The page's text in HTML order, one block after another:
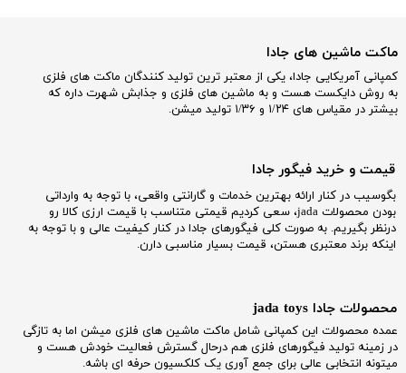
ماکت ماشین های جادا
کمپانی آمریکایی جادا، یکی از معتبر ترین تولید کنندگان ماکت های فلزی
به روش دایکست هست و به ماشین های فلزی و جذابش شهرت داره که
بیشتر در مقیاس های ۱/۲۴ و ۱/۳۶ تولید میشن.
بگوسیب در کنار ارائه بهترین خدمات و گارانتی واقعی، با توجه به وارداتی
بودن محصولات jada، سعی کردیم قیمتی متناسب با قیمت ارزی کالا رو
درنظر بگیریم. به صورت کلی فیگورهای جادا در کنار کیفیت عالی و با توجه به
اینکه برند معتبری هستن، قیمت بسیار مناسبی دارن.
قیمت و خرید فیگور جادا
عمده محصولات این کمپانی شامل ماکت ماشین های فلزی میشن اما به تازگی
در زمینه تولید فیگورهای فلزی هم درحال گسترش فعالیت خودش هست و
میتونه انتخابی عالی برای جمع آوری یک کلکسیون حرفه ای باشه.
​محصولات جادا jada toys